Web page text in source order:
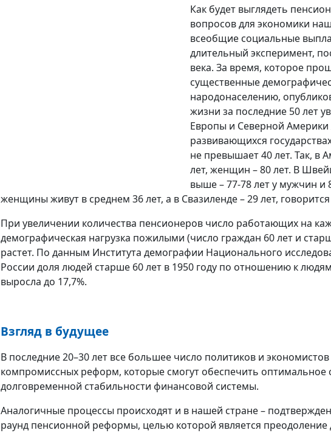
Как будет выглядеть
вопросов для экономики
всеобщие социальные
длительный эксперимент,
века. За время, которое
существенные
народонаселению,
жизни за последние 50 лет
Европы и Северной
развивающихся
не превышает 40 лет. Так, в
лет, женщин – 80 лет. В
выше – 77-78 лет у мужчин
женщины живут в среднем 36 лет, а в Свазиленде – 29 лет,
При увеличении количества пенсионеров число работающих на
демографическая нагрузка пожилыми (число граждан 60 лет и
растет. По данным Института демографии Национального
России доля людей старше 60 лет в 1950 году по отношению к
выросла до 17,7%.
Взгляд в будущее
В последние 20–30 лет все большее число политиков и
компромиссных реформ, которые смогут обеспечить
долговременной стабильности финансовой системы.
Аналогичные процессы происходят и в нашей стране –
раунд пенсионной реформы, целью которой является